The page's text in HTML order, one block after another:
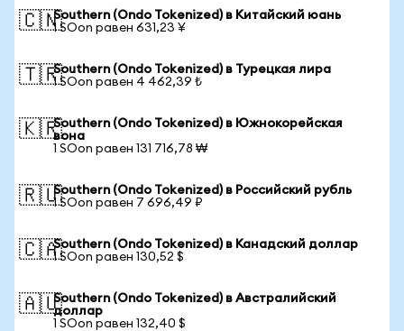
🇨🇳Southern (Ondo Tokenized) в Китайский юань
1 SOon равен 631,23 ¥
🇹🇷Southern (Ondo Tokenized) в Турецкая лира
1 SOon равен 4 462,39 ₺
🇰🇷Southern (Ondo Tokenized) в Южнокорейская
вона
1 SOon равен 131 716,78 ₩
🇷🇺Southern (Ondo Tokenized) в Российский рубль
1 SOon равен 7 696,49 ₽
🇨🇦Southern (Ondo Tokenized) в Канадский доллар
1 SOon равен 130,52 $
🇦🇺Southern (Ondo Tokenized) в Австралийский
доллар
1 SOon равен 132,40 $